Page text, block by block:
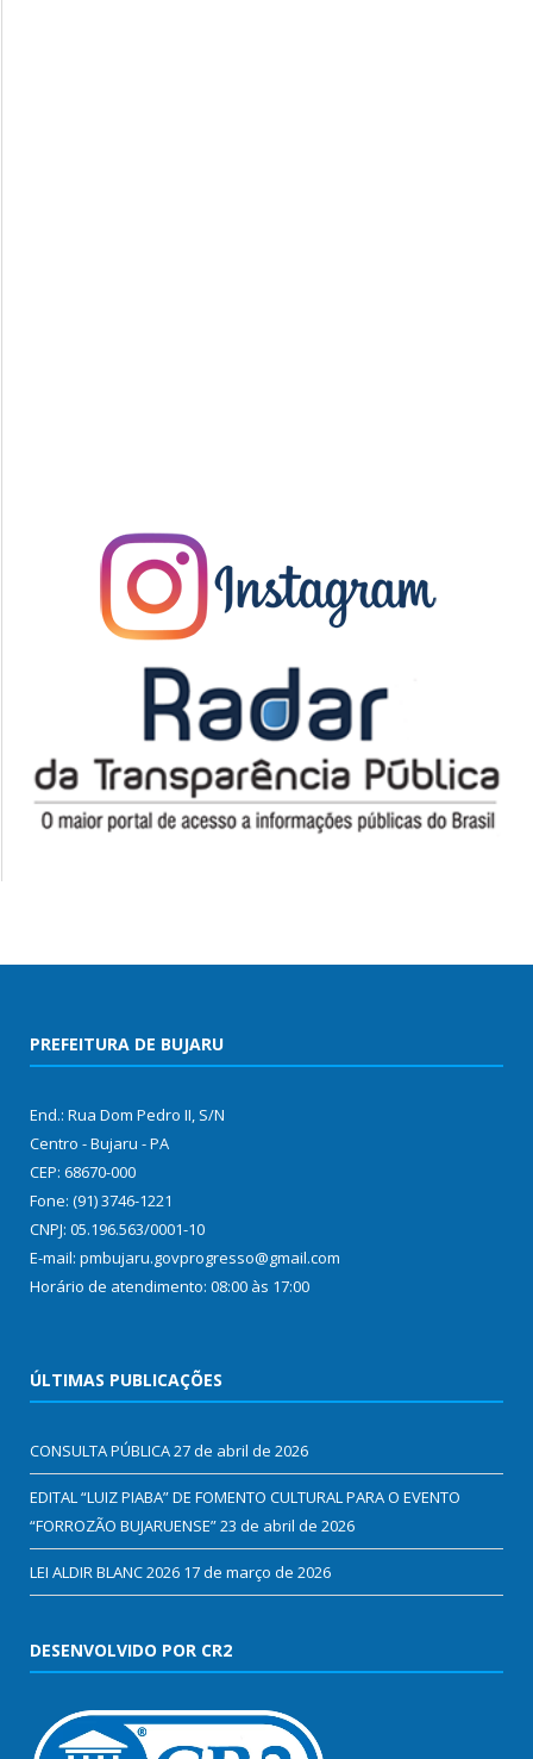
PREFEITURA DE BUJARU
End.: Rua Dom Pedro II, S/N
Centro - Bujaru - PA
CEP: 68670-000
Fone: (91) 3746-1221
CNPJ: 05.196.563/0001-10
E-mail: pmbujaru.govprogresso@gmail.com
Horário de atendimento: 08:00 às 17:00
ÚLTIMAS PUBLICAÇÕES
CONSULTA PÚBLICA27 de abril de 2026
EDITAL “LUIZ PIABA” DE FOMENTO CULTURAL PARA O EVENTO
“FORROZÃO BUJARUENSE”23 de abril de 2026
LEI ALDIR BLANC 2026 17 de março de 2026
DESENVOLVIDO POR CR2